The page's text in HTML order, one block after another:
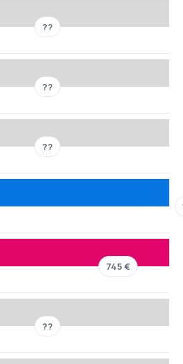
??
??
??
745 €
??